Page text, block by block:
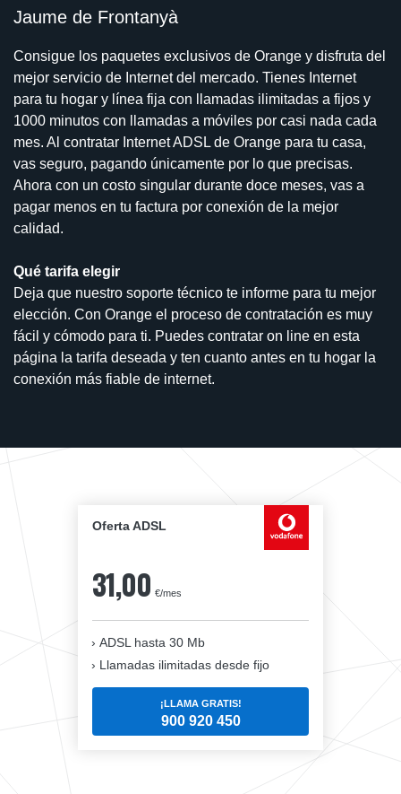
Jaume de Frontanyà
Consigue los paquetes exclusivos de Orange y disfruta del
mejor servicio de Internet del mercado. Tienes Internet
para tu hogar y línea fija con llamadas ilimitadas a fijos y
1000 minutos con llamadas a móviles por casi nada cada
mes. Al contratar Internet ADSL de Orange para tu casa,
vas seguro, pagando únicamente por lo que precisas.
Ahora con un costo singular durante doce meses, vas a
pagar menos en tu factura por conexión de la mejor
calidad.
Qué tarifa elegir
Deja que nuestro soporte técnico te informe para tu mejor
elección. Con Orange el proceso de contratación es muy
fácil y cómodo para ti. Puedes contratar on line en esta
página la tarifa deseada y ten cuanto antes en tu hogar la
conexión más fiable de internet.
Oferta ADSL
31,00 €/mes
ADSL hasta 30 Mb
Llamadas ilimitadas desde fijo
¡LLAMA GRATIS!
900 920 450